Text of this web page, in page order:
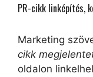
PR-cikk linképítés,
Marketing
cikk
oldalon